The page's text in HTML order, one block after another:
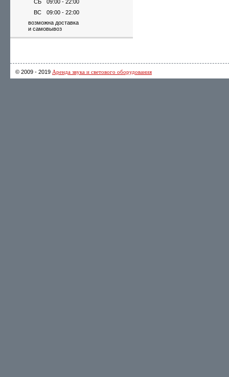
СБ
09:00 - 22:00
ВС
09:00 - 22:00
возможна доставка
и самовывоз
© 2009 - 2019 Аренда звука и светового оборудования